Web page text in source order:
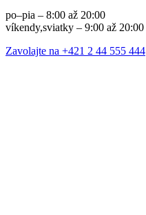
po–pia – 8:00 až 20:00
víkendy,sviatky – 9:00 až 20:00
Zavolajte na +421 2 44 555 444